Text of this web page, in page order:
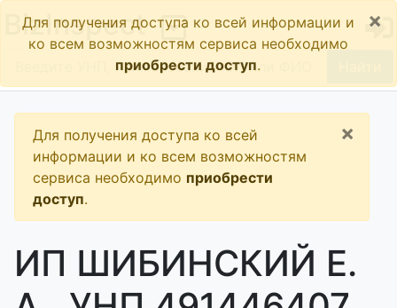
BizInspect
Для получения доступа ко всей информации и
ко всем возможностям сервиса необходимо
приобрести доступ.
×
Для получения доступа ко всей
информации и ко всем возможностям
сервиса необходимо приобрести
доступ.
×
ИП ШИБИНСКИЙ Е.